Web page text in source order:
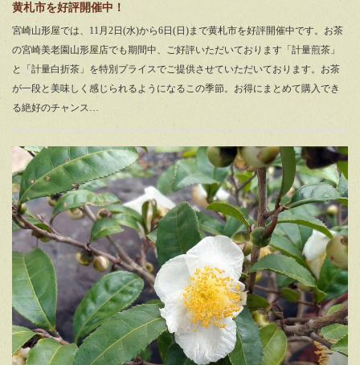
黄札市を好評開催中！
宮崎山形屋では、11月2日(水)から6日(日)まで黄札市を好評開催中です。お茶
の宮崎美老園山形屋店でも期間中、ご好評いただいております「計量煎茶」
と「計量白折茶」を特別プライスでご提供させていただいております。お茶
が一段と美味しく感じられるようになるこの季節。お得にまとめて購入でき
る絶好のチャンス…